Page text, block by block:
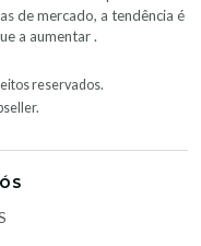
de mercado, a tendência é
a aumentar .
reservados.
.